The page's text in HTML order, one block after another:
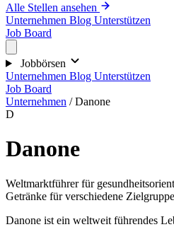
Alle Stellen ansehen
Unternehmen Blog Unterstützen
Job Board
Jobbörsen
Unternehmen Blog Unterstützen
Job Board
Unternehmen / Danone
D
Danone
Weltmarktführer für
Getränke für verschiedene
Danone ist ein weltweit führendes